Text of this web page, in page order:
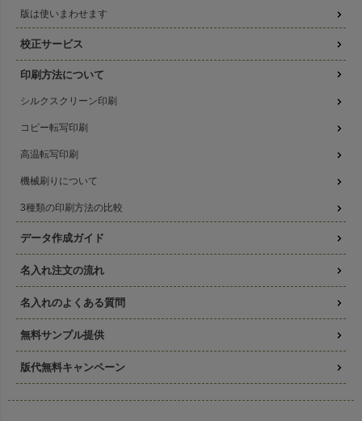
版は使いまわせます
校正サービス
印刷方法について
シルクスクリーン印刷
コピー転写印刷
高温転写印刷
機械刷りについて
3種類の印刷方法の比較
データ作成ガイド
名入れ注文の流れ
名入れのよくある質問
無料サンプル提供
版代無料キャンペーン